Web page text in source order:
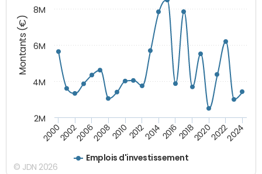
Montants (€)
Emplois d'investissement
200020022006200820102012201420162018202020222024
2M
4M
6M
8M
© JDN 2026